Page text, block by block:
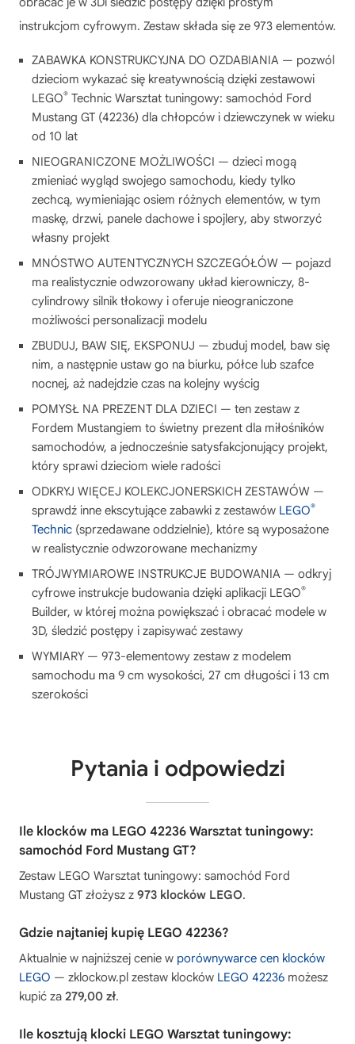
instrukcjom cyfrowym. Zestaw składa się ze 973 elementów.
ZABAWKA KONSTRUKCYJNA DO OZDABIANIA — pozwól
dzieciom wykazać się kreatywnością dzięki zestawowi
LEGO® Technic Warsztat tuningowy: samochód Ford
Mustang GT (42236) dla chłopców i dziewczynek w wieku
od 10 lat
NIEOGRANICZONE MOŻLIWOŚCI — dzieci mogą
zmieniać wygląd swojego samochodu, kiedy tylko
zechcą, wymieniając osiem różnych elementów, w tym
maskę, drzwi, panele dachowe i spojlery, aby stworzyć
własny projekt
MNÓSTWO AUTENTYCZNYCH SZCZEGÓŁÓW — pojazd
ma realistycznie odwzorowany układ kierowniczy, 8-
cylindrowy silnik tłokowy i oferuje nieograniczone
możliwości personalizacji modelu
ZBUDUJ, BAW SIĘ, EKSPONUJ — zbuduj model, baw się
nim, a następnie ustaw go na biurku, półce lub szafce
nocnej, aż nadejdzie czas na kolejny wyścig
POMYSŁ NA PREZENT DLA DZIECI — ten zestaw z
Fordem Mustangiem to świetny prezent dla miłośników
samochodów, a jednocześnie satysfakcjonujący projekt,
który sprawi dzieciom wiele radości
ODKRYJ WIĘCEJ KOLEKCJONERSKICH ZESTAWÓW —
sprawdź inne ekscytujące zabawki z zestawów LEGO®
Technic (sprzedawane oddzielnie), które są wyposażone
w realistycznie odwzorowane mechanizmy
TRÓJWYMIAROWE INSTRUKCJE BUDOWANIA — odkryj
cyfrowe instrukcje budowania dzięki aplikacji LEGO®
Builder, w której można powiększać i obracać modele w
3D, śledzić postępy i zapisywać zestawy
WYMIARY — 973-elementowy zestaw z modelem
samochodu ma 9 cm wysokości, 27 cm długości i 13 cm
szerokości
Pytania i odpowiedzi
Ile klocków ma LEGO 42236 Warsztat tuningowy:
samochód Ford Mustang GT?
Zestaw LEGO Warsztat tuningowy: samochód Ford
Mustang GT złożysz z 973 klocków LEGO.
Gdzie najtaniej kupię LEGO 42236?
Aktualnie w najniższej cenie w porównywarce cen klocków
LEGO — zklockow.pl zestaw klocków LEGO 42236 możesz
kupić za 279,00 zł.
Ile kosztują klocki LEGO Warsztat tuningowy: